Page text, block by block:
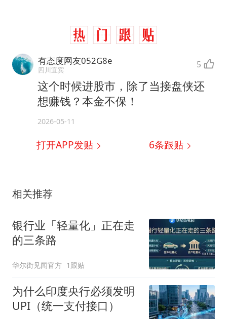
有态度网友052G8e
四川宜宾 5
这个时候进股市，除了当接盘侠还
想赚钱？本金不保！
2026-05-11
打开APP发贴 6条跟贴
相关推荐
银行业「轻量化」正在走
的三条路
华尔街见闻官方 1跟贴
为什么印度央行必须发明
UPI（统一支付接口）